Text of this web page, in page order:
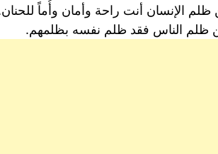
الإنسان أنت راحة وأمان وأُماً
ظلم الناس فقد ظلم نفسه بظلمهم.